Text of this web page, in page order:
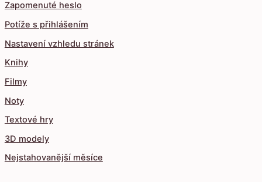
Zapomenuté heslo
Potíže s přihlášením
Nastavení vzhledu stránek
Knihy
Filmy
Noty
Textové hry
3D modely
Nejstahovanější měsíce